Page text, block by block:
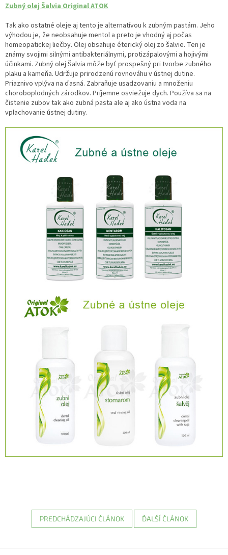
Zubný olej Šalvia Original ATOK
Tak ako ostatné oleje aj tento je alternatívou k zubným pastám. Jeho
výhodou je, že neobsahuje mentol a preto je vhodný aj počas
homeopatickej liečby. Olej obsahuje éterický olej zo šalvie. Ten je
známy svojimi silnými antibakteriálnymi, protizápalovými a hojivými
účinkami. Zubný olej Šalvia môže byť prospešný pri tvorbe zubného
plaku a kameňa. Udržuje prirodzenú rovnováhu v ústnej dutine.
Priaznivo vplýva na ďasná. Zabraňuje usadzovaniu a množeniu
choroboplodných zárodkov. Príjemne osviežuje dych. Používa sa na
čistenie zubov tak ako zubná pasta ale aj ako ústna voda na
vplachovanie ústnej dutiny.
PREDCHÁDZAJÚCI ČLÁNOK ĎALŠÍ ČLÁNOK